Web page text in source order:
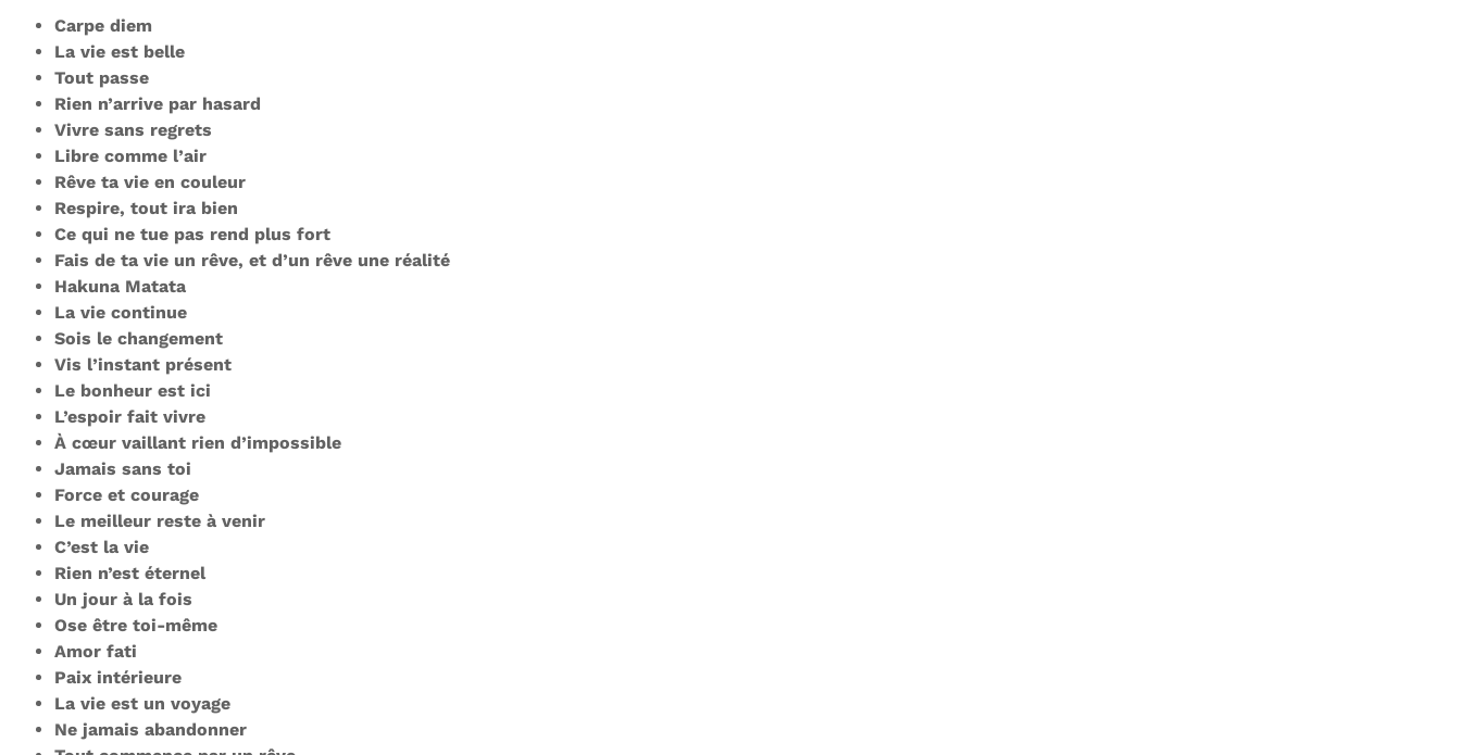
Carpe diem
La vie est belle
Tout passe
Rien n’arrive par hasard
Vivre sans regrets
Libre comme l’air
Rêve ta vie en couleur
Respire, tout ira bien
Ce qui ne tue pas rend plus fort
Fais de ta vie un rêve, et d’un rêve une réalité
Hakuna Matata
La vie continue
Sois le changement
Vis l’instant présent
Le bonheur est ici
L’espoir fait vivre
À cœur vaillant rien d’impossible
Jamais sans toi
Force et courage
Le meilleur reste à venir
C’est la vie
Rien n’est éternel
Un jour à la fois
Ose être toi-même
Amor fati
Paix intérieure
La vie est un voyage
Ne jamais abandonner